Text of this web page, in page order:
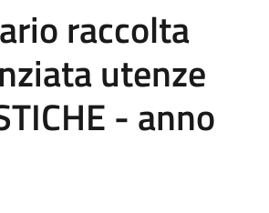
raccolta
utenze
- anno